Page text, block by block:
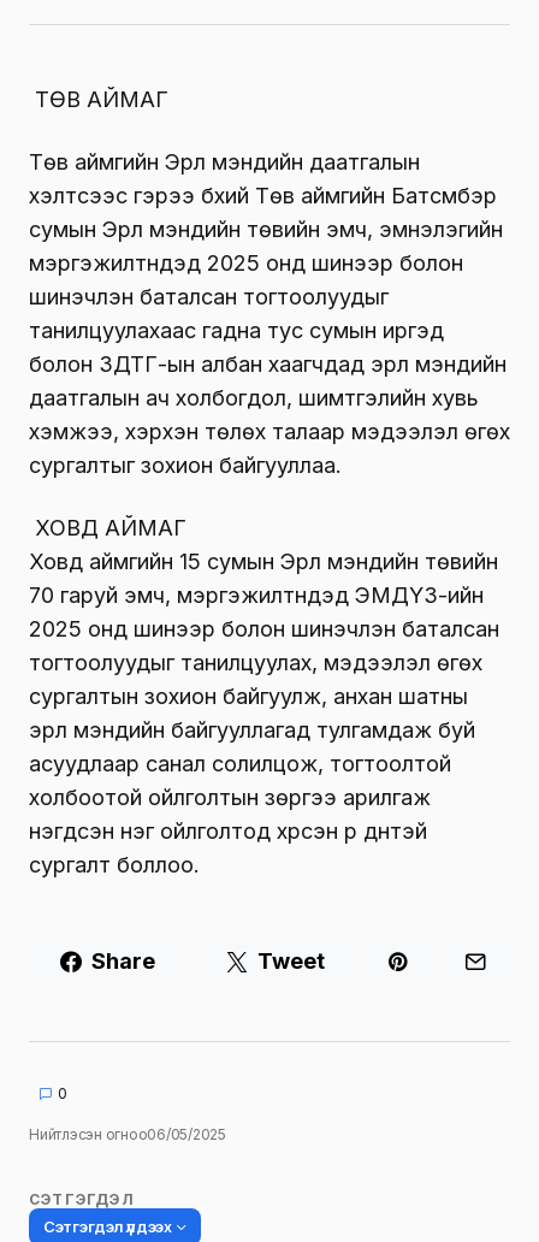
ТӨВ АЙМАГ
Төв аймгийн Эрүүл мэндийн даатгалын
хэлтсээс гэрээ бүхий Төв аймгийн Батсүмбэр
сумын Эрүүл мэндийн төвийн эмч, эмнэлэгийн
мэргэжилтнүүдэд 2025 онд шинээр болон
шинэчлэн баталсан тогтоолуудыг
танилцуулахаас гадна тус сумын иргэд
болон ЗДТГ-ын албан хаагчдад эрүүл мэндийн
даатгалын ач холбогдол, шимтгэлийн хувь
хэмжээ, хэрхэн төлөх талаар мэдээлэл өгөх
сургалтыг зохион байгууллаа.
ХОВД АЙМАГ
Ховд аймгийн 15 сумын Эрүүл мэндийн төвийн
70 гаруй эмч, мэргэжилтнүүдэд ЭМДҮЗ-ийн
2025 онд шинээр болон шинэчлэн баталсан
тогтоолуудыг танилцуулах, мэдээлэл өгөх
сургалтын зохион байгуулж, анхан шатны
эрүүл мэндийн байгууллагад тулгамдаж буй
асуудлаар санал солилцож, тогтоолтой
холбоотой ойлголтын зөрүүгээ арилгаж
нэгдсэн нэг ойлголтод хүрсэн үр дүнтэй
сургалт боллоо.
Share Tweet
0
Нийтлэсэн огноо06/05/2025
СЭТГЭГДЭЛ
Сэтгэгдэл үлдээх